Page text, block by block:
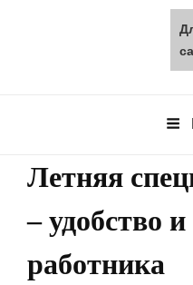
opt-
Летняя
– удобство
работника